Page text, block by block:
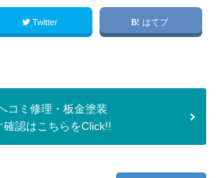
Twitter はてブ
コミ修理・板金塗装
確認はこちらをClick!!